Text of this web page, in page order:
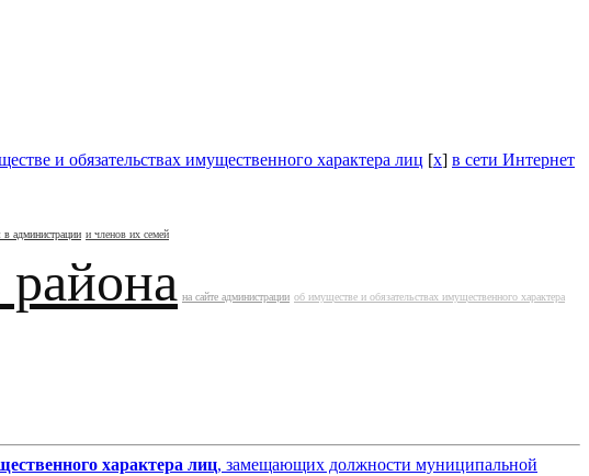
и обязательствах имущественного характера лиц [x] в сети Интернет
администрации и членов их семей
на сайте администрации об имуществе и обязательствах имущественного характера
характера лиц, замещающих должности муниципальной